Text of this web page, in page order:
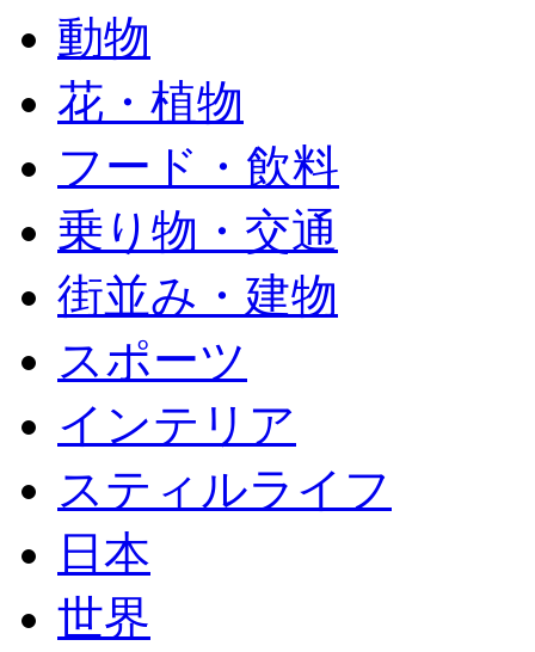
動物
花・植物
フード・飲料
乗り物・交通
街並み・建物
スポーツ
インテリア
スティルライフ
日本
世界